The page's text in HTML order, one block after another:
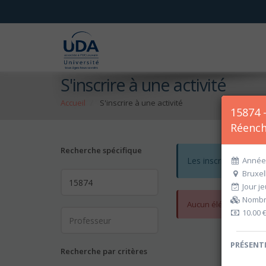
S'inscrire à une activité
Accueil S'inscrire à une activité
Recherche spécifique
Recherche par critères
Les inscriptions
Aucun élément ne
15874
Jour
10.00 €